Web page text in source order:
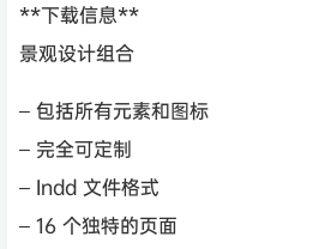
**下载信息**
景观设计组合
– 包括所有元素和图标
– 完全可定制
– Indd 文件格式
– 16 个独特的页面